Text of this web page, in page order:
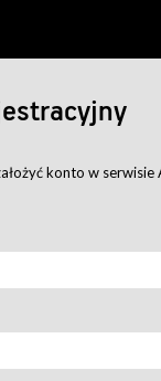
konto w serwisie